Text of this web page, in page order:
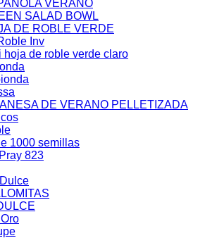
VERANO
SALAD BOWL
DE ROBLE VERDE
Inv
hoja de roble verde claro
DE VERANO PELLETIZADA
1000 semillas
823